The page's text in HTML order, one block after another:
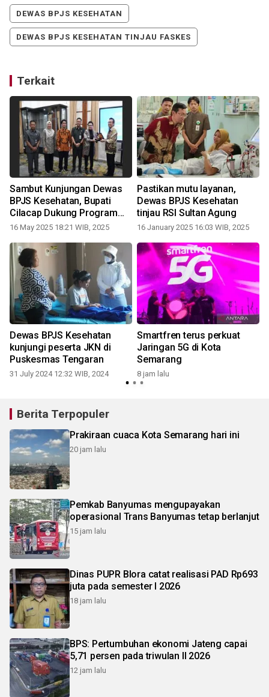
DEWAS BPJS KESEHATAN
DEWAS BPJS KESEHATAN TINJAU FASKES
Terkait
Sambut Kunjungan Dewas
BPJS Kesehatan, Bupati
Cilacap Dukung Program
JKN
16 May 2025 18:21 WIB, 2025
Pastikan mutu layanan,
Dewas BPJS Kesehatan
tinjau RSI Sultan Agung
16 January 2025 16:03 WIB, 2025
Dewas BPJS Kesehatan
kunjungi peserta JKN di
Puskesmas Tengaran
31 July 2024 12:32 WIB, 2024
Smartfren terus perkuat
Jaringan 5G di Kota
Semarang
8 jam lalu
Berita Terpopuler
Prakiraan cuaca Kota Semarang hari ini
20 jam lalu
Pemkab Banyumas mengupayakan
operasional Trans Banyumas tetap berlanjut
15 jam lalu
Dinas PUPR Blora catat realisasi PAD Rp693
juta pada semester I 2026
18 jam lalu
BPS: Pertumbuhan ekonomi Jateng capai
5,71 persen pada triwulan II 2026
12 jam lalu